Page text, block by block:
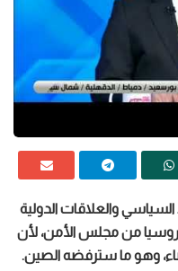
والعلاقات الدولية
روسيا من مجلس الأمن، لأن
وهو ما سترفضه الصين.